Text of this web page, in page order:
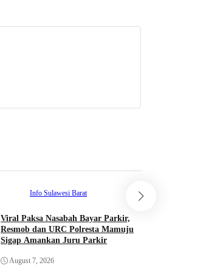
Info Sulawesi Barat
Viral Paksa Nasabah Bayar Parkir,
Resmob dan URC Polresta Mamuju
Sigap Amankan Juru Parkir
August 7, 2026